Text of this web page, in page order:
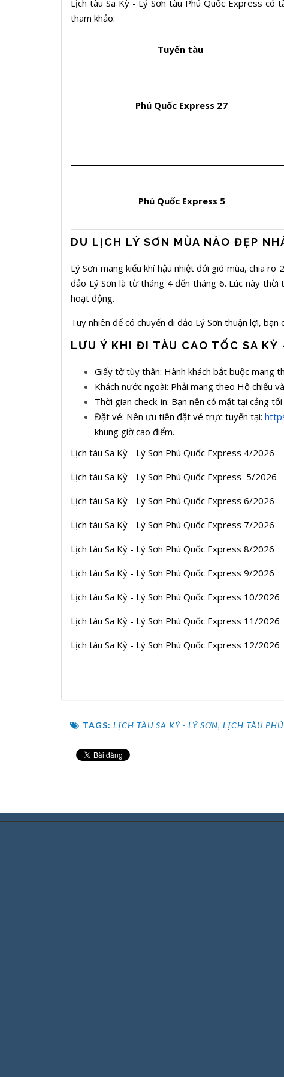
Lịch tàu Sa Kỳ - Lý Sơn tàu Phú Quốc Express
tham khảo:
Tuyến tàu
Phú Quốc Express 27
Phú Quốc Express 5
DU LỊCH LÝ SƠN MÙA NÀO ĐẸP
Lý Sơn mang kiểu khí hậu nhiệt đới gió mùa, chia
đảo Lý Sơn là từ tháng 4 đến tháng 6. Lúc này
hoạt động.
Tuy nhiên để có chuyến đi đảo Lý Sơn thuận lợi,
LƯU Ý KHI ĐI TÀU CAO TỐC SA KỲ
Giấy tờ tùy thân: Hành khách bắt buộc mang
Khách nước ngoài: Phải mang theo Hộ chiếu
Thời gian check-in: Bạn nên có mặt tại cảng
Đặt vé: Nên ưu tiên đặt vé trực tuyến tại:
khung giờ cao điểm.
Lịch tàu Sa Kỳ - Lý Sơn Phú Quốc Express 4/2026
Lịch tàu Sa Kỳ - Lý Sơn Phú Quốc Express 5/2026
Lịch tàu Sa Kỳ - Lý Sơn Phú Quốc Express 6/2026
Lịch tàu Sa Kỳ - Lý Sơn Phú Quốc Express 7/2026
Lịch tàu Sa Kỳ - Lý Sơn Phú Quốc Express 8/2026
Lịch tàu Sa Kỳ - Lý Sơn Phú Quốc Express 9/2026
Lịch tàu Sa Kỳ - Lý Sơn Phú Quốc Express 10/2026
Lịch tàu Sa Kỳ - Lý Sơn Phú Quốc Express 11/2026
Lịch tàu Sa Kỳ - Lý Sơn Phú Quốc Express 12/2026
TAGS: LỊCH TÀU SA KỲ - LÝ SƠN, LỊCH TÀU PHÚ